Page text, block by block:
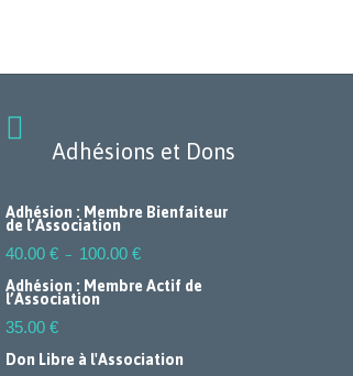

Adhésions et Dons
Adhésion : Membre Bienfaiteur
de l’Association
40.00 € – 100.00 €Plage
de
prix :
40.00 €
Adhésion : Membre Actif de
l’Association
35.00 €
Don Libre à l'Association